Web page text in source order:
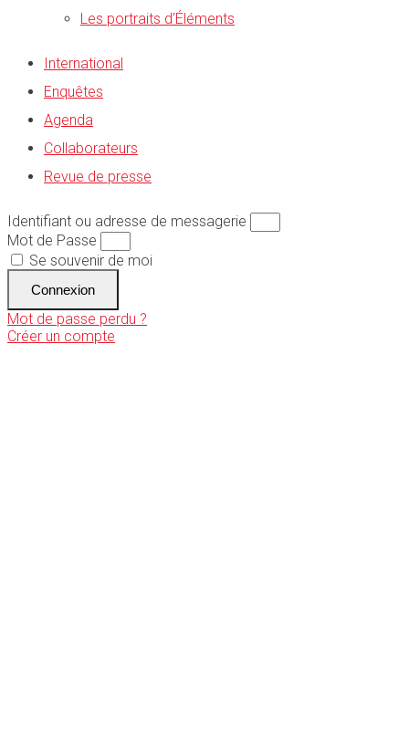
Les portraits d’Éléments
International
Enquêtes
Agenda
Collaborateurs
Revue de presse
Identifiant ou adresse de messagerie
Mot de Passe
Se souvenir de moi
Connexion
Mot de passe perdu ?
Créer un compte